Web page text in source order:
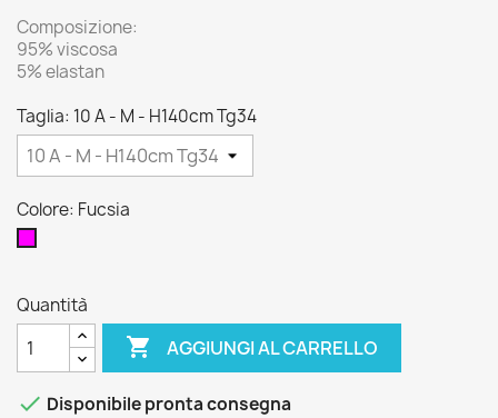
Composizione:
95% viscosa
5% elastan
Taglia: 10 A - M - H140cm Tg34
Colore: Fucsia
Quantità
 AGGIUNGI AL CARRELLO
 Disponibile pronta consegna